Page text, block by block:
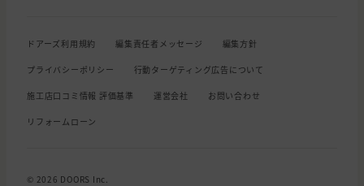
ドアーズ利用規約 編集責任者メッセージ 編集方針
プライバシーポリシー 行動ターゲティング広告について
施工店口コミ情報 評価基準 運営会社 お問い合わせ
リフォームローン
© 2026 DOORS Inc.